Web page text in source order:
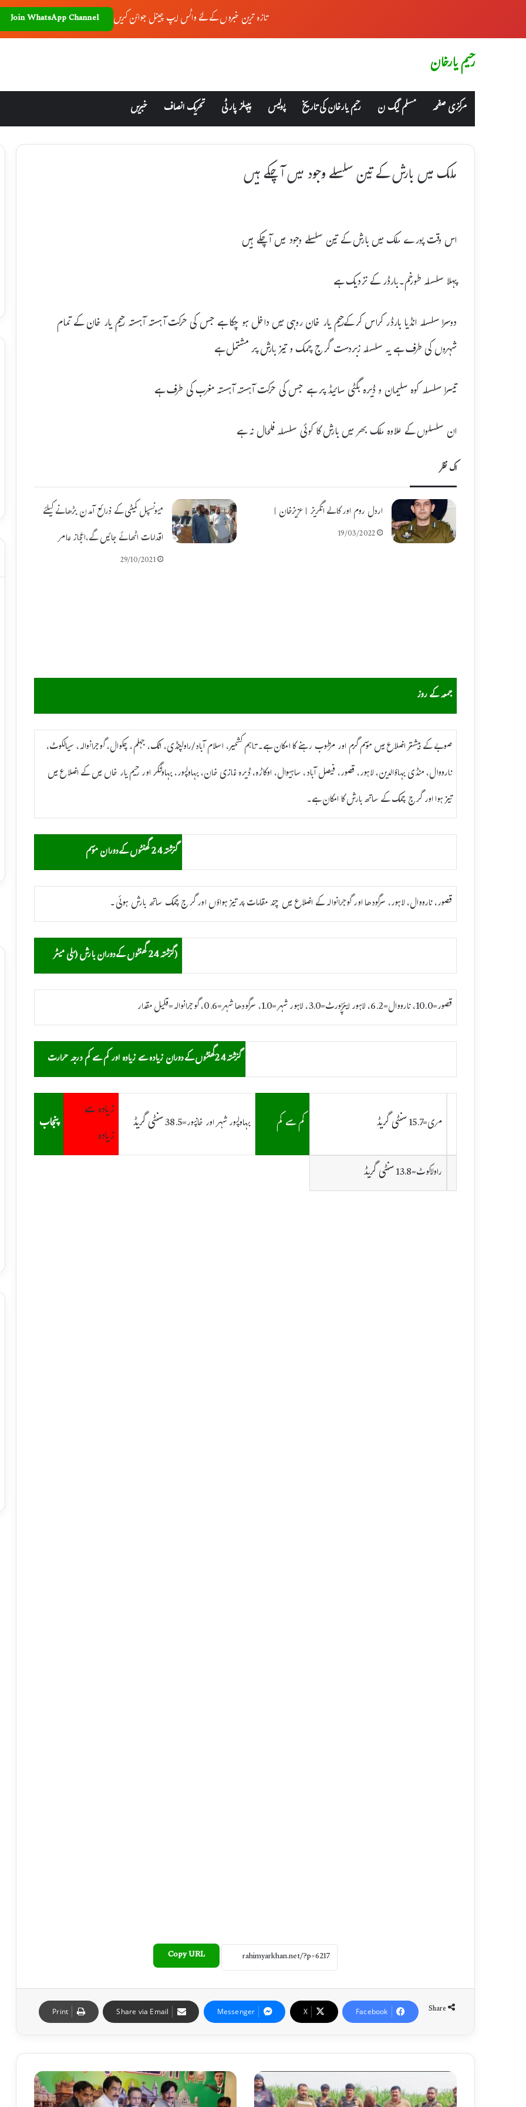
تازہ ترین خبروں کے لئے واٹس ایپ چینل جوائن کریں Join WhatsApp Channel
رحیم یارخان
مرکزی صفحہ مسلم لیگ ن رحیم یارخان کی تاریخ پولیس پیپلز پارٹی تحریک انصاف خبریں
ملک میں بارش کے تین سلسلے وجود میں آچکے ہیں
اس وقت پورے ملک میں بارش کے تین سلسلے وجود میں آچکے ہیں
پہلا سلسلہ طورخم۔بارڈر کے نزدیک ہے
دوسرا سلسلہ انڈیا بارڈر کراس کرکےرحیم یار خان روہی میں داخل ہو چکا ہے جس کی حرکت آہستہ آہستہ رحیم یار خان کے تمام
شہروں کی طرف ہے یہ سلسلہ زبردست گرج چمک و تیز بارش پر مشتمل ہے
تیسرا سلسلہ کوہ سلیمان و ڈیرہ بگٹی سائیڈ پر ہے جس کی حرکت آہستہ آہستہ مغرب کی طرف ہے
ان سلسلوں کے علاوہ ملک بھر میں بارش کا کوئی سلسلہ فلحال نہ ہے
اک نظر
اردل روم اور کالے انگریز | عزیزخان |
19/03/2022
میونسپل کمیٹی کے ذرائع آمدن بڑھانے کیلئے
اقدامات اٹھائے جائیں گے،اعجاز عامر
29/10/2021
جمعہ کے روز
صوبے کے بیشتر اضلاع میں موسم گرم اور مرطوب رہنے کا امکان ہے۔ تاہم کشمیر، اسلام آباد/راولپنڈی، اٹک، جہلم، چکوال، گوجرانوالہ، سیالکوٹ،
نارووال، منڈی بہاؤالدین، لاہور، قصور، فیصل آباد، ساہیوال، اوکاڑه، ڈیره غازی خان، بہاولپور، بہاولنگر اور رحیم یار خاں میں کے اضلاع میں
تیز ہوا اور گرج چمک کے ساتھ بارش کا امکان ہے۔
گزشتہ24 گھنٹوں کےدوران موسم
قصور، نارووال، لاہور، سرگودھا اور گوجرانوالہ کے اضلاع میں چند مقامات پر تیز ہواؤں اور گرج چمک ساتھ بارش ہوئی۔
(گزشتہ24 گھنٹوں کےدوران بارش (ملی میٹر
قصور=10.0، نارووال=6.2، لاہور ایئرپورٹ=3.0، لاہور شہر=1.0، سرگودھا شہر=0.6، گوجرانوالہ=قلیل مقدار
گزشتہ24گھنٹوں کےدوران زیادہ سے زیادہ اور کم سے کم درجہ حرارت
مری=15.7 سنٹی گریڈ کم سے کم بہاولپور شہر اور خانپور=38.5 سنٹی گریڈ
زیادہ سے
زیادہ
پنجاب
راولاکوٹ=13.8 سنٹی گریڈ
Copy URL
Share
Facebook
X
Messenger
Share via Email
Print
ع ا